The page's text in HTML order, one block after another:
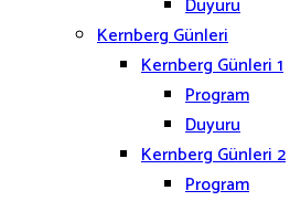
Duyuru
Kernberg Günleri
Kernberg Günleri 1
Program
Duyuru
Kernberg Günleri 2
Program